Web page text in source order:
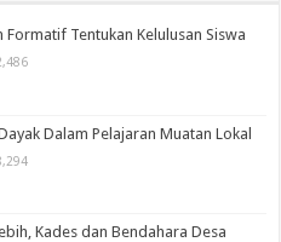
Formatif Tentukan Kelulusan Siswa
Dalam Pelajaran Muatan Lokal
Kades dan Bendahara Desa